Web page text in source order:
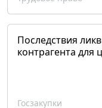
Последствия
контрагента для
Госзакупки